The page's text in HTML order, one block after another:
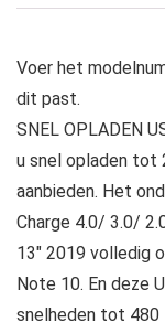
Voer het
dit past.
SNEL OPLADEN
u snel opladen tot
aanbieden. Het
Charge 4.0/ 3.0/
13″ 2019 volledig
Note 10. En deze
snelheden tot 480